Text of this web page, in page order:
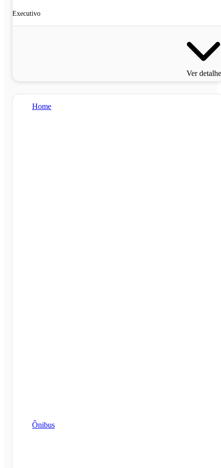
Executivo
Ver
Home
Ônibus